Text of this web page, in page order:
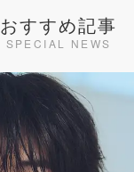
おすすめ記事
SPECIAL NEWS